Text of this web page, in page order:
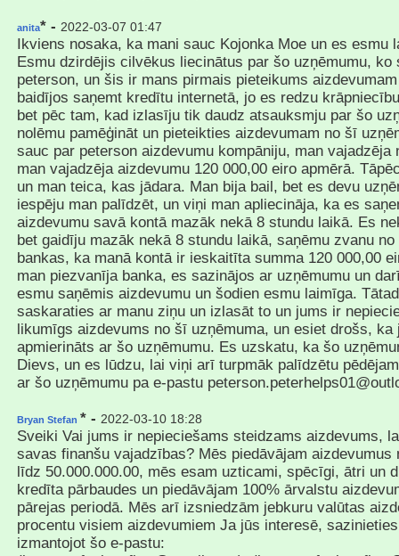
anita* - 2022-03-07 01:47
Ikviens nosaka, ka mani sauc Kojonka Moe un es esmu
Esmu dzirdējis cilvēkus liecinātus par šo uzņēmumu, ko
peterson, un šis ir mans pirmais pieteikums
baidījos saņemt kredītu internetā, jo es redzu
bet pēc tam, kad izlasīju tik daudz atsauksmju par šo
nolēmu pamēģināt un pieteikties aizdevumam no šī
sauc par peterson aizdevumu kompāniju, man vajadzēja
man vajadzēja aizdevumu 120 000,00 eiro apmērā.
un man teica, kas jādara. Man bija bail, bet es devu
iespēju man palīdzēt, un viņi man apliecināja, ka es
aizdevumu savā kontā mazāk nekā 8 stundu laikā. Es
bet gaidīju mazāk nekā 8 stundu laikā, saņēmu zvanu
bankas, ka manā kontā ir ieskaitīta summa 120 000,00
man piezvanīja banka, es sazinājos ar uzņēmumu un
esmu saņēmis aizdevumu un šodien esmu laimīga.
saskaraties ar manu ziņu un izlasāt to un jums ir
likumīgs aizdevums no šī uzņēmuma, un esiet drošs, ka
apmierināts ar šo uzņēmumu. Es uzskatu, ka šo
Dievs, un es lūdzu, lai viņi arī turpmāk palīdzētu
ar šo uzņēmumu pa e-pastu
Bryan Stefan * - 2022-03-10 18:28
Sveiki Vai jums ir nepieciešams steidzams aizdevums,
savas finanšu vajadzības? Mēs piedāvājam aizdevumus
līdz 50.000.000.00, mēs esam uzticami, spēcīgi, ātri un
kredīta pārbaudes un piedāvājam 100% ārvalstu
pārejas periodā. Mēs arī izsniedzām jebkuru valūtas
procentu visiem aizdevumiem Ja jūs interesē,
izmantojot šo e-pastu: